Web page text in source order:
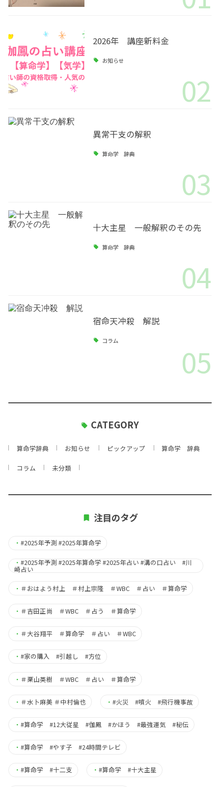
2026年 講座新料金
お知らせ
02
異常干支の解釈
算命学 辞典
03
十大主星 一般解釈のその先
算命学 辞典
04
宿命天冲殺 解説
コラム
05
CATEGORY
算命学辞典 お知らせ ピックアップ 算命学 辞典
コラム 未分類
注目のタグ
・ #2025年予測 #2025年算命学
・ #2025年予測 #2025年算命学 #2025年占い #溝の口占い #川
崎占い
・ ＃おはよう村上 ＃村上宗隆 ＃WBC ＃占い ＃算命学
・ ＃吉田正尚 ＃WBC ＃占う ＃算命学
・ ＃大谷翔平 ＃算命学 ＃占い ＃WBC
・ #家の購入 #引越し #方位
・ ＃栗山英樹 ＃WBC ＃占い ＃算命学
・ ＃水卜麻美 ＃中村倫也 ・#火災 #噴火 #飛行機事故
・ #算命学 #12大従星 #伽鳳 #かほう #最強運気 #秘伝
・ #算命学 #やす子 #24時間テレビ
・ #算命学 #十二支 ・#算命学 #十大主星